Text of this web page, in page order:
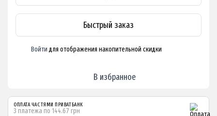
Быстрый заказ
Войти для отображения накопительной скидки
В избранное
ОПЛАТА ЧАСТЯМИ ПРИВАТБАНК
3 платежа по 144.67 грн